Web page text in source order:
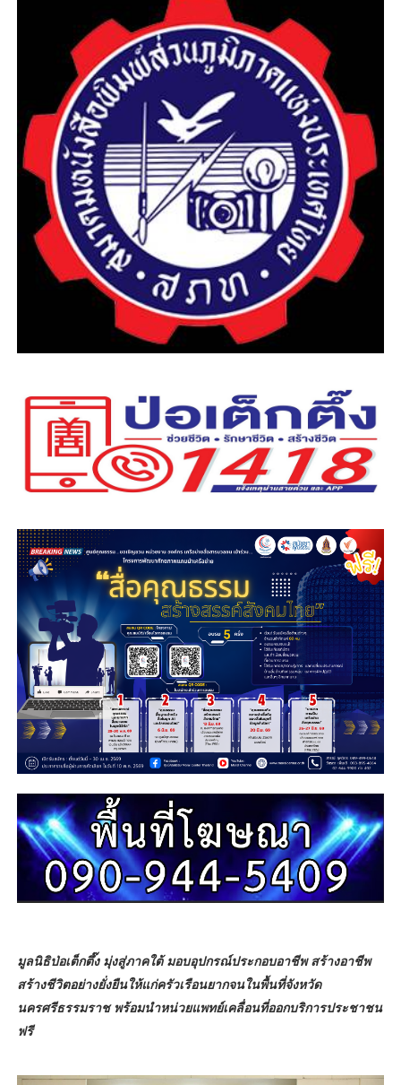
มูลนิธิป่อเต็กตึ๊ง มุ่งสู่ภาคใต้ มอบอุปกรณ์ประกอบอาชีพ สร้างอาชีพ
สร้างชีวิตอย่างยั่งยืนให้แก่ครัวเรือนยากจนในพื้นที่จังหวัด
นครศรีธรรมราช พร้อมนำหน่วยแพทย์เคลื่อนที่ออกบริการประชาชน
ฟรี